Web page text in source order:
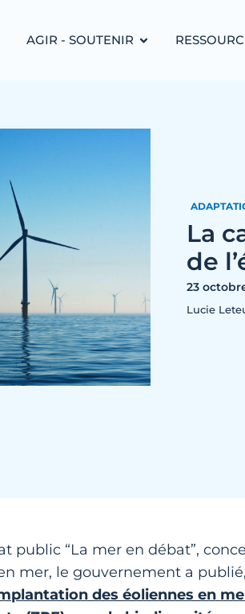
AGIR - SOUTENIR
La
de
23
Lucie
public “La mer en débat”,
mer, le gouvernement a
des éoliennes en